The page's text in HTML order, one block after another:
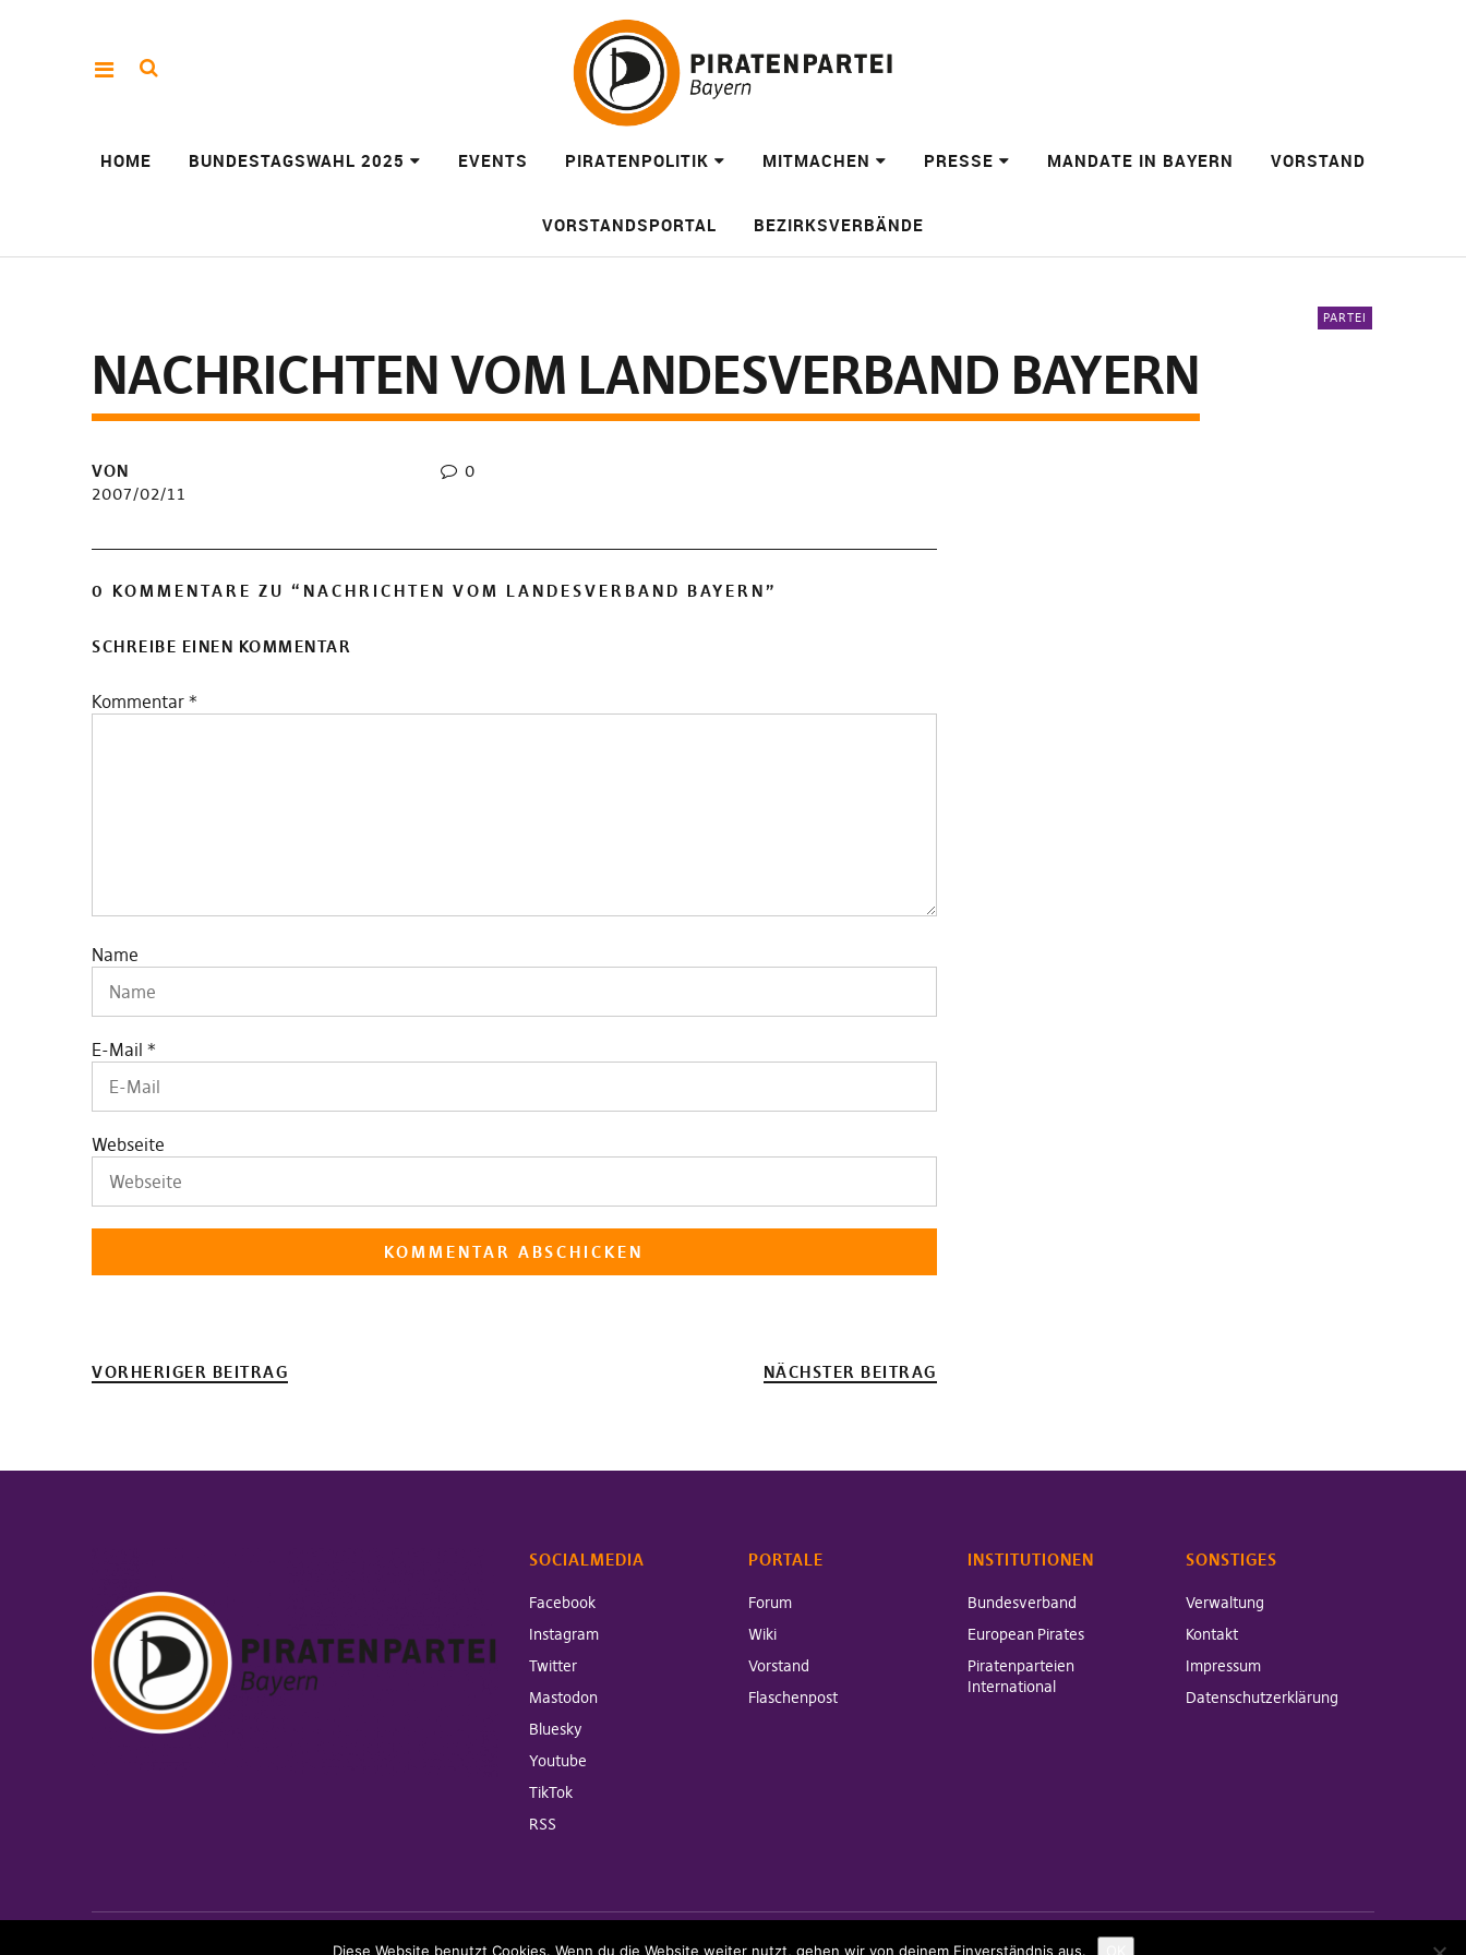
HOME BUNDESTAGSWAHL 2025 EVENTS PIRATENPOLITIK MITMACHEN PRESSE MANDATE IN BAYERN VORSTAND
VORSTANDSPORTAL BEZIRKSVERBÄNDE
PARTEI
NACHRICHTEN VOM LANDESVERBAND BAYERN
VON
2007/02/11
0
0 KOMMENTARE ZU “ NACHRICHTEN VOM LANDESVERBAND BAYERN”
SCHREIBE EINEN KOMMENTAR
Kommentar *
Name
E-Mail *
Webseite
VORHERIGER BEITRAG NÄCHSTER BEITRAG
SOCIALMEDIA
Facebook
Instagram
Twitter
Mastodon
Bluesky
Youtube
TikTok
RSS
PORTALE
Forum
Wiki
Vorstand
Flaschenpost
INSTITUTIONEN
Bundesverband
European Pirates
Piratenparteien
International
SONSTIGES
Verwaltung
Kontakt
Impressum
Datenschutzerklärung
Diese Website benutzt Cookies. Wenn du die Website weiter nutzt, gehen wir von deinem Einverständnis aus.